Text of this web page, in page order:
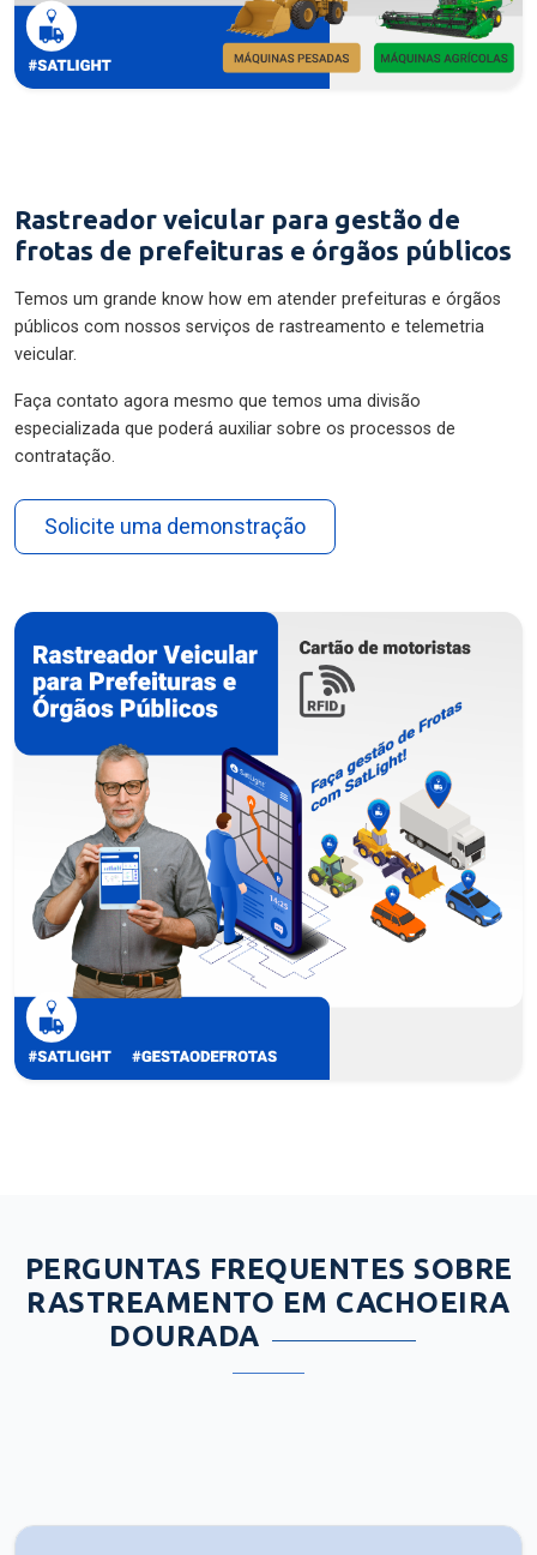
Rastreador veicular para gestão de
frotas de prefeituras e órgãos públicos
Temos um grande know how em atender prefeituras e órgãos
públicos com nossos serviços de rastreamento e telemetria
veicular.
Faça contato agora mesmo que temos uma divisão
especializada que poderá auxiliar sobre os processos de
contratação.
Solicite uma demonstração
PERGUNTAS FREQUENTES SOBRE
RASTREAMENTO EM CACHOEIRA
DOURADA